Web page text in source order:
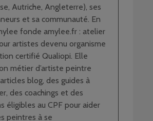
Autriche, Angleterre), ses
et sa communauté. En
fonde amylee.fr : atelier
artistes devenu organisme
certifié Qualiopi. Elle
métier d’artiste peintre
blog, des guides à
des coachings et des
éligibles au CPF pour aider
peintres à se